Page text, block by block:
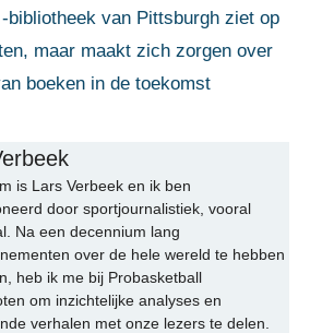
bibliotheek van Pittsburgh ziet op
maar maakt zich zorgen over
boeken in de toekomst
is Lars Verbeek en ik ben
door sportjournalistiek, vooral
Na een decennium lang
over de hele wereld te hebben
heb ik me bij Probasketball
om inzichtelijke analyses en
verhalen met onze lezers te delen.